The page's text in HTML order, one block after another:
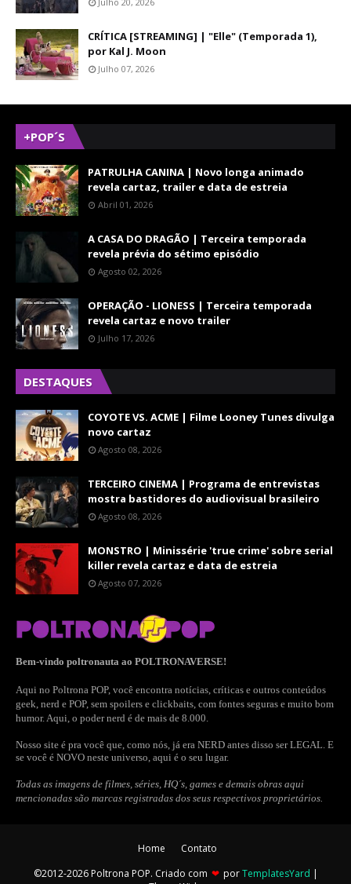
CRÍTICA [STREAMING] | "Elle" (Temporada 1),
por Kal J. Moon
Julho 07, 2026
+POP´S
PATRULHA CANINA | Novo longa animado
revela cartaz, trailer e data de estreia
Abril 01, 2026
A CASA DO DRAGÃO | Terceira temporada
revela prévia do sétimo episódio
Agosto 02, 2026
OPERAÇÃO - LIONESS | Terceira temporada
revela cartaz e novo trailer
Julho 17, 2026
DESTAQUES
COYOTE VS. ACME | Filme Looney Tunes divulga
novo cartaz
Agosto 08, 2026
TERCEIRO CINEMA | Programa de entrevistas
mostra bastidores do audiovisual brasileiro
Agosto 08, 2026
MONSTRO | Minissérie 'true crime' sobre serial
killer revela cartaz e data de estreia
Agosto 07, 2026
Bem-vindo poltronauta ao POLTRONAVERSE!
Aqui no Poltrona POP, você encontra notícias, críticas e outros conteúdos
geek, nerd e POP, sem spoilers e clickbaits, com fontes seguras e muito bom
humor. Aqui, o poder nerd é de mais de 8.000.
Nosso site é pra você que, como nós, já era NERD antes disso ser LEGAL. E
se você é NOVO neste universo, aqui é o seu lugar.
Todas as imagens de filmes, séries, HQ´s, games e demais obras aqui
mencionadas são marcas registradas dos seus respectivos proprietários.
Home
Contato
©2012-2026 Poltrona POP. Criado com ❤ porTemplatesYard |